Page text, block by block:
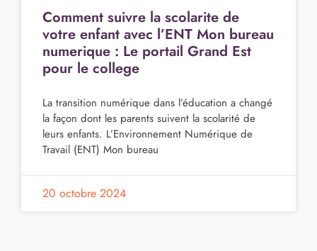
Comment suivre la scolarite de
votre enfant avec l’ENT Mon bureau
numerique : Le portail Grand Est
pour le college
La transition numérique dans l’éducation a changé
la façon dont les parents suivent la scolarité de
leurs enfants. L’Environnement Numérique de
Travail (ENT) Mon bureau
20 octobre 2024